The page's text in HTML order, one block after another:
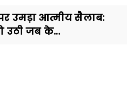
उमड़ा आत्मीय सैलाब:
उठी जब के...